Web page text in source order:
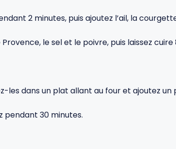
2 minutes, puis ajoutez l’ail, la
le sel et le poivre, puis laissez cuire
les dans un plat allant au four et ajoutez un
pendant 30 minutes.